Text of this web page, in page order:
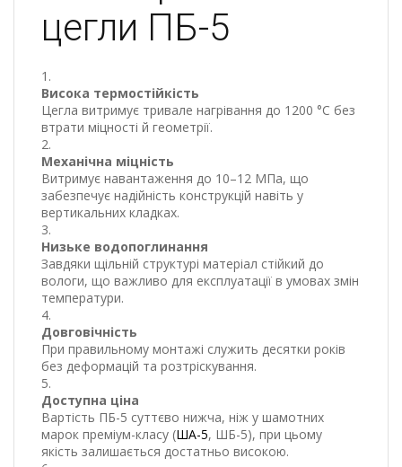
цегли ПБ-5
Висока термостійкість
Цегла витримує тривале нагрівання до 1200 °C без
втрати міцності й геометрії.
Механічна міцність
Витримує навантаження до 10–12 МПа, що
забезпечує надійність конструкцій навіть у
вертикальних кладках.
Низьке водопоглинання
Завдяки щільній структурі матеріал стійкий до
вологи, що важливо для експлуатації в умовах змін
температури.
Довговічність
При правильному монтажі служить десятки років
без деформацій та розтріскування.
Доступна ціна
Вартість ПБ-5 суттєво нижча, ніж у шамотних
марок преміум-класу (ША-5, ШБ-5), при цьому
якість залишається достатньо високою.